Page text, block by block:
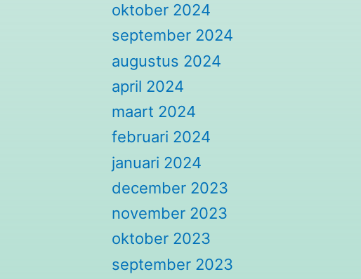
oktober 2024
september 2024
augustus 2024
april 2024
maart 2024
februari 2024
januari 2024
december 2023
november 2023
oktober 2023
september 2023